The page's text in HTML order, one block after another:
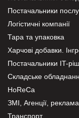
Постачальники
Логістичні компанії
Тара та упаковка
Харчові добавки.
Постачальники IT-
Складське
HoReCa
ЗМІ, Агенції,
Транспорт